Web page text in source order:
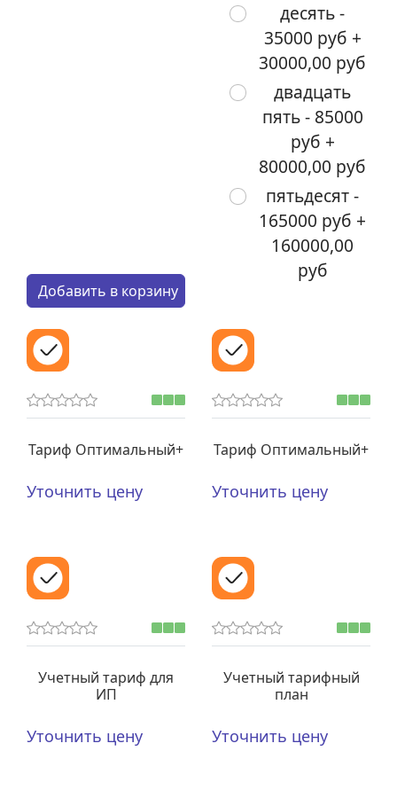
Кол-во:
Добавить в корзину
десять -
35000 руб +
30000,00 руб
двадцать
пять - 85000
руб +
80000,00 руб
пятьдесят -
165000 руб +
160000,00
руб
Тариф Оптимальный+
Уточнить цену
Тариф Оптимальный+
Уточнить цену
Учетный тариф для
ИП
Уточнить цену
Учетный тарифный
план
Уточнить цену